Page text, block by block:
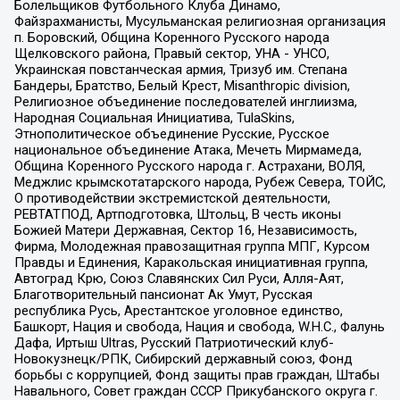
Болельщиков Футбольного Клуба Динамо,
Файзрахманисты, Мусульманская религиозная организация
п. Боровский, Община Коренного Русского народа
Щелковского района, Правый сектор, УНА - УНСО,
Украинская повстанческая армия, Тризуб им. Степана
Бандеры, Братство, Белый Крест, Misanthropic division,
Религиозное объединение последователей инглиизма,
Народная Социальная Инициатива, TulaSkins,
Этнополитическое объединение Русские, Русское
национальное объединение Атака, Мечеть Мирмамеда,
Община Коренного Русского народа г. Астрахани, ВОЛЯ,
Меджлис крымскотатарского народа, Рубеж Севера, ТОЙС,
О противодействии экстремистской деятельности,
РЕВТАТПОД, Артподготовка, Штольц, В честь иконы
Божией Матери Державная, Сектор 16, Независимость,
Фирма, Молодежная правозащитная группа МПГ, Курсом
Правды и Единения, Каракольская инициативная группа,
Автоград Крю, Союз Славянских Сил Руси, Алля-Аят,
Благотворительный пансионат Ак Умут, Русская
республика Русь, Арестантское уголовное единство,
Башкорт, Нация и свобода, Нация и свобода, W.H.С., Фалунь
Дафа, Иртыш Ultras, Русский Патриотический клуб-
Новокузнецк/РПК, Сибирский державный союз, Фонд
борьбы с коррупцией, Фонд защиты прав граждан, Штабы
Навального, Совет граждан СССР Прикубанского округа г.